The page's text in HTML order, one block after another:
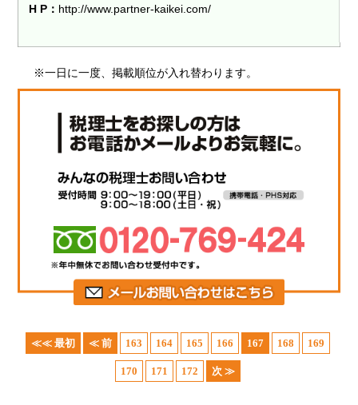
H P： http://www.partner-kaikei.com/
※一日に一度、掲載順位が入れ替わります。
≪≪ 最初 ≪ 前 163 164 165 166 167 168 169
170 171 172 次 ≫